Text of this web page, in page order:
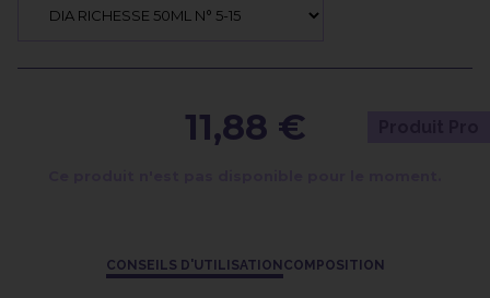
Dialight de L'Oréal Professionnel est particulièrement adaptée
révélateurs à faible oxydation appelés : DIActivateur.
La Coloration Dialight est également respectueuse de
11,88 €
CONSEILS D'UTILISATION COMPOSITION